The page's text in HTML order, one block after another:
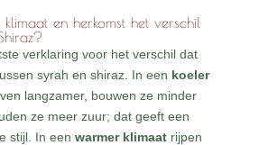
en herkomst het verschil
verklaring voor het verschil dat
syrah en shiraz. In een koeler
langzamer, bouwen ze minder
ze meer zuur; dat geeft een
stijl. In een warmer klimaatrijpen